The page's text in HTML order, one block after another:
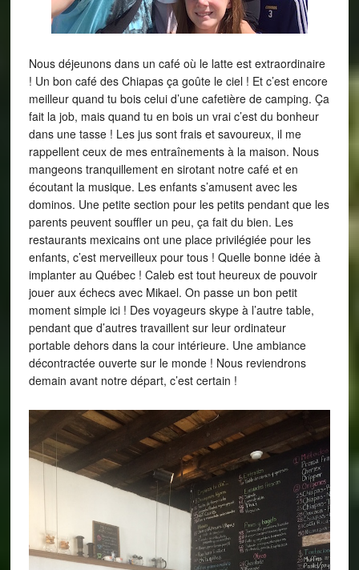
Nous déjeunons dans un café où le latte est extraordinaire
! Un bon café des Chiapas ça goûte le ciel ! Et c’est encore
meilleur quand tu bois celui d’une cafetière de camping. Ça
fait la job, mais quand tu en bois un vrai c’est du bonheur
dans une tasse ! Les jus sont frais et savoureux, il me
rappellent ceux de mes entraînements à la maison. Nous
mangeons tranquillement en sirotant notre café et en
écoutant la musique. Les enfants s’amusent avec les
dominos. Une petite section pour les petits pendant que les
parents peuvent souffler un peu, ça fait du bien. Les
restaurants mexicains ont une place privilégiée pour les
enfants, c’est merveilleux pour tous ! Quelle bonne idée à
implanter au Québec ! Caleb est tout heureux de pouvoir
jouer aux échecs avec Mikael. On passe un bon petit
moment simple ici ! Des voyageurs skype à l’autre table,
pendant que d’autres travaillent sur leur ordinateur
portable dehors dans la cour intérieure. Une ambiance
décontractée ouverte sur le monde ! Nous reviendrons
demain avant notre départ, c’est certain !